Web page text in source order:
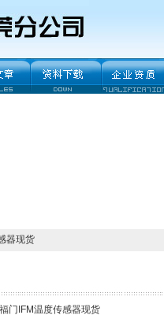
器现货
门IFM温度传感器现货